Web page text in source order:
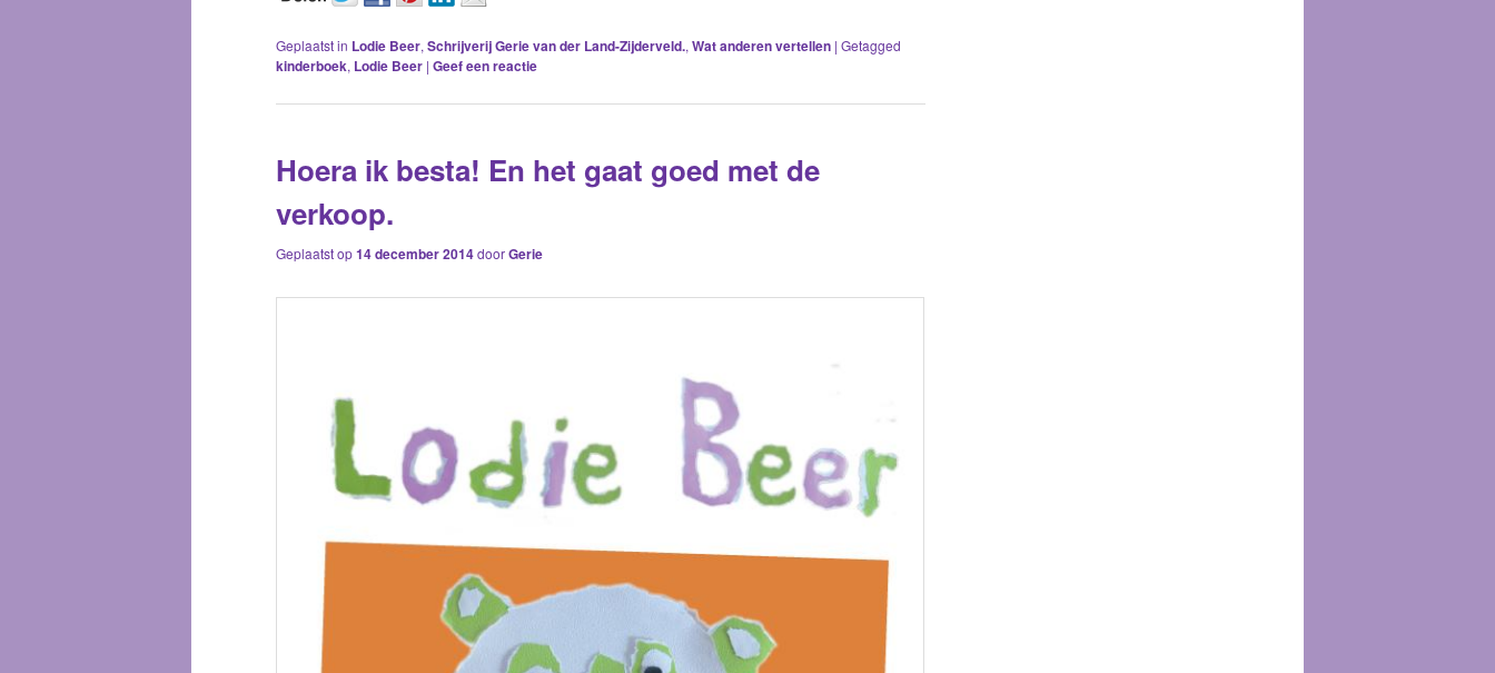
Geplaatst in Lodie Beer, Schrijverij Gerie van der Land-Zijderveld., Wat anderen vertellen | Getagged
kinderboek, Lodie Beer | Geef een reactie
Hoera ik besta! En het gaat goed met de
verkoop.
Geplaatst op14 december 2014doorGerie